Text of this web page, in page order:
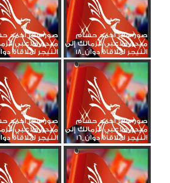
صور سفر أحمد حسام
ميدو ولاعبي الزمالك إلى
النيجر لملاقاة دوان_18
صور سفر أحمد
ميدو ولاعبي
النيجر لملاقاة
صور سفر أحمد حسام
ميدو ولاعبي الزمالك إلى
النيجر لملاقاة دوان_16
صور سفر أحمد
ميدو ولاعبي
النيجر لملاقاة